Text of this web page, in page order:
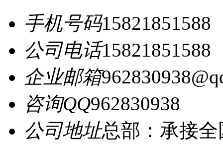
手机号码15821851588
公司电话15821851588
企业邮箱
咨询QQ962830938
公司地址总部：承接